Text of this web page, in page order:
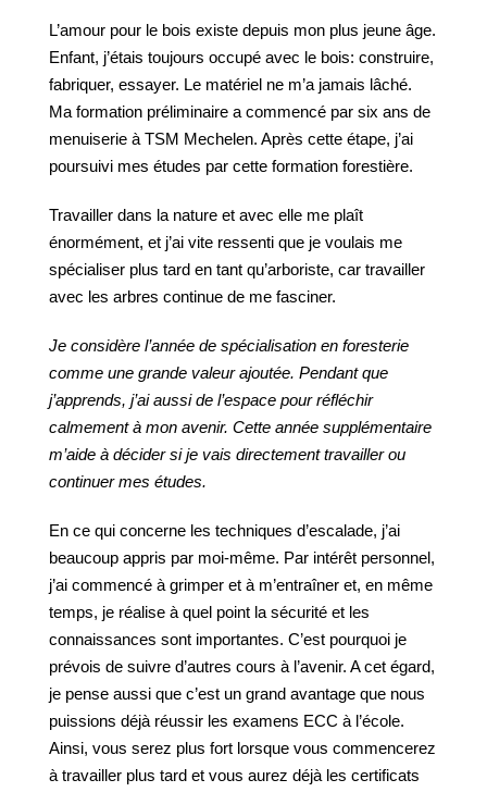
L’amour pour le bois existe depuis mon plus jeune âge.
Enfant, j’étais toujours occupé avec le bois: construire,
fabriquer, essayer. Le matériel ne m’a jamais lâché.
Ma formation préliminaire a commencé par six ans de
menuiserie à TSM Mechelen. Après cette étape, j’ai
poursuivi mes études par cette formation forestière.
Travailler dans la nature et avec elle me plaît
énormément, et j’ai vite ressenti que je voulais me
spécialiser plus tard en tant qu’arboriste, car travailler
avec les arbres continue de me fasciner.
Je considère l’année de spécialisation en foresterie
comme une grande valeur ajoutée. Pendant que
j’apprends, j’ai aussi de l’espace pour réfléchir
calmement à mon avenir. Cette année supplémentaire
m’aide à décider si je vais directement travailler ou
continuer mes études.
En ce qui concerne les techniques d’escalade, j’ai
beaucoup appris par moi-même. Par intérêt personnel,
j’ai commencé à grimper et à m’entraîner et, en même
temps, je réalise à quel point la sécurité et les
connaissances sont importantes. C’est pourquoi je
prévois de suivre d’autres cours à l’avenir. A cet égard,
je pense aussi que c’est un grand avantage que nous
puissions déjà réussir les examens ECC à l’école.
Ainsi, vous serez plus fort lorsque vous commencerez
à travailler plus tard et vous aurez déjà les certificats